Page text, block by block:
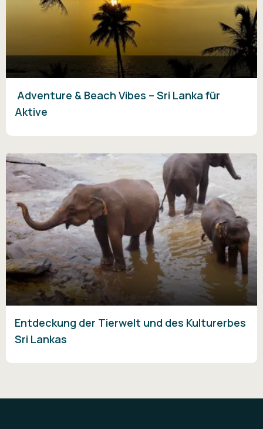
Adventure & Beach Vibes – Sri Lanka für
Aktive
Entdeckung der Tierwelt und des Kulturerbes
Sri Lankas